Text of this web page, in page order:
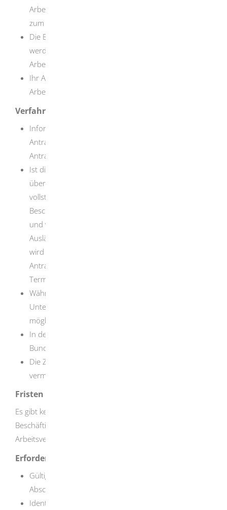
Arbeitsplatz angeboten und das Formular „Erklärung
zum Beschäftigungsverhältnis“ ausgefüllt.
Die Bedingungen, unter denen Sie künftig arbeiten
werden, sind mit denen deutscher
Arbeitnehmerinnen und Arbeitnehmer vergleichbar.
Ihr Arbeitslohn entspricht dem Lohn deutscher
Arbeitnehmerinnen und Arbeitnehmer.
Verfahrensablauf
Informieren Sie sich, ob Ihre Ausländerbehörde die
Antragsstellung online ermöglicht oder ein spezielles
Antragsformular vorhält.
Ist die Antragsstellung nur persönlich möglich,
übermitteln Sie vorab das von Ihrem Arbeitgeber
vollständig ausgefüllte Formular „Erklärung über das
Beschäftigungsverhältnis“ an die Ausländerbehörde
und vereinbaren einen Termin in der
Ausländerbehörde. Im Fall der Online-Antragsstellung
wird sich die Ausländerbehörde nach Eingang Ihres
Antrags mit Ihnen in Verbindung setzen, um einen
Termin zu vereinbaren.
Während des Termins werden Ihre Identität und Ihre
Unterlagen geprüft (bringen Sie bitte Ihre Unterlagen,
möglichst im Original, mit zum Termin).
In der Regel wird die Ausländerbehörde die
Bundesagentur für Arbeit um Zustimmung bitten.
Die Zulassung der Beschäftigung wird in der Duldung
vermerkt.
Fristen
Es gibt keine Antragsfrist. Es wird jedoch empfohlen, die
Beschäftigungserlaubnis vor Abschluss eines
Arbeitsvertrags zu beantragen.
Erforderliche Unterlagen
Gültige Bescheinigung über die Aussetzung der
Abschiebung (Duldung)
Identitätsdokument (zum Beispiel Reisepass oder